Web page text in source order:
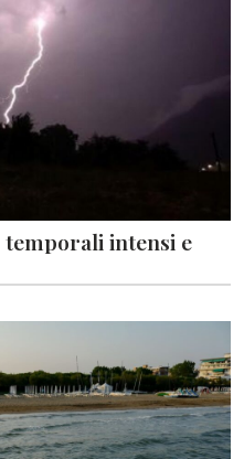
intensi e